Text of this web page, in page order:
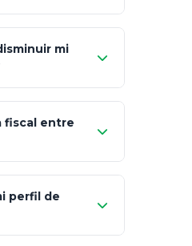
mi
fiscal entre
Art.
perfil de